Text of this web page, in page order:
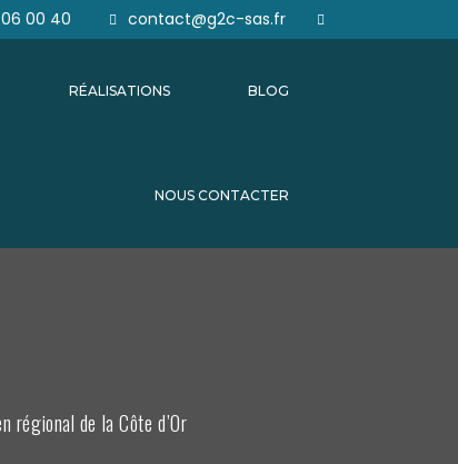
06 00 40 contact@g2c-sas.fr
RÉALISATIONS BLOG
NOUS CONTACTER
de la Côte d’Or